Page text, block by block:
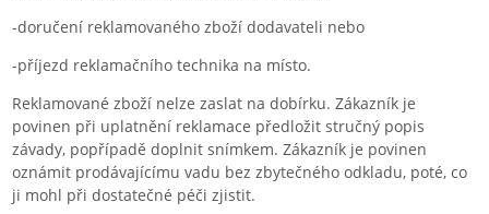
-doručení reklamovaného zboží dodavateli nebo
-příjezd reklamačního technika na místo.
Reklamované zboží nelze zaslat na dobírku. Zákazník je
povinen při uplatnění reklamace předložit stručný popis
závady, popřípadě doplnit snímkem. Zákazník je povinen
oznámit prodávajícímu vadu bez zbytečného odkladu, poté, co
ji mohl při dostatečné péči zjistit.